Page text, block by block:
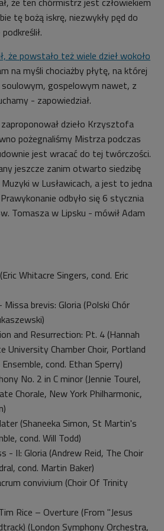
tę bożą iskrę, niezwykły pęd do
że powstało też wiele dzieł wokoło
na myśli chociażby płytę, na której
gospelowym nawet, z
- zapowiedział.
dzieło Krzysztofa
pożegnaliśmy Mistrza podczas
jest wracać do tej twórczości.
jeszcze zanim otwarto siedzibę
w Lusławicach, a jest to jedna
odbyło się 6 stycznia
Tomasza w Lipsku - mówił Adam
Whitacre Singers, cond. Eric
brevis: Gloria (Polski Chór
and Resurrection: Pt. 4 (Hannah
University Chamber Choir, Portland
cond. Ethan Sperry)
No. 2 in C minor (Jennie Tourel,
Chorale, New York Philharmonic,
(Shaneeka Simon, St Martin's
cond. Will Todd)
- II: Gloria (Andrew Reid, The Choir
cond. Martin Baker)
convivium (Choir Of Trinity
Rice – Overture (From "Jesus
(London Symphony Orchestra,